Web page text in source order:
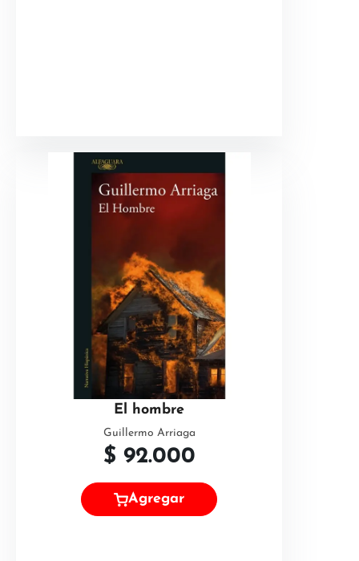
El hombre
Guillermo Arriaga
$ 92.000
Agregar